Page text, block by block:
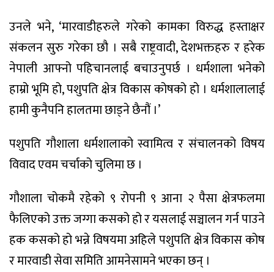
उनले भने, ‘मारवाडीहरुले गरेको कामका विरुद्ध हस्ताक्षर
संकलन सुरु गरेका छौ । सबै राष्ट्रवादी, देशभक्तहरु र हरेक
नेपाली आफ्नो पहिचानलाई बचाउनुपर्छ । धर्मशाला भनेको
हाम्रो भूमि हो, पशुपति क्षेत्र विकास कोषको हो । धर्मशालालाई
हामी कुनैपनि हालतमा छाड्ने छैनौं ।’
पशुपति गौशाला धर्मशालाको स्वामित्व र संचालनको विषय
विवाद एवम चर्चाको चुलिमा छ ।
गौशाला चोकमै रहेको ९ रोपनी ९ आना २ पैसा क्षेत्रफलमा
फैलिएको उक्त जग्गा कसको हो र यसलाई सञ्चालन गर्न पाउने
हक कसको हो भन्ने विषयमा अहिले पशुपति क्षेत्र विकास कोष
र मारवाडी सेवा समिति आमनेसामने भएका छन् ।